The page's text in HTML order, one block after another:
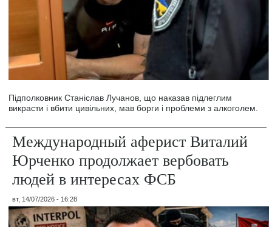
Підполковник Станіслав Лучанов, що наказав підлеглим
викрасти і вбити цивільних, мав борги і проблеми з алкоголем.
Международный аферист Виталий
Юрченко продолжает вербовать
людей в интересах ФСБ
вт, 14/07/2026 - 16:28